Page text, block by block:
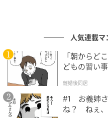
人気連載
「朝からど
どもの習い
離婚後同居
#1 お義姉さ
ね？ ねぇ